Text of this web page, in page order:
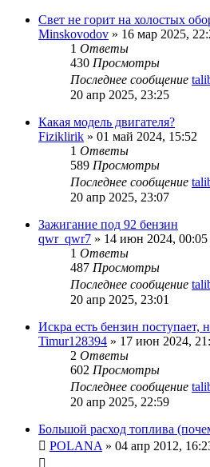
Свет не горит на холостых
Minskovodov » 16 мар 2025,
1 Ответы
430 Просмотры
Последнее сообщение
20 апр 2025, 23:25
Какая модель двигателя?
Fiziklirik » 01 май 2024, 15:52
1 Ответы
589 Просмотры
Последнее сообщение
20 апр 2025, 23:07
Зажигание под 92 бензин
qwr_qwr7 » 14 июн 2024, 00:05
1 Ответы
487 Просмотры
Последнее сообщение
20 апр 2025, 23:01
Искра есть бензин поступает,
Timur128394 » 17 июн 2024,
2 Ответы
602 Просмотры
Последнее сообщение
20 апр 2025, 22:59
Большой расход топлива
POLANA » 04 апр 2012,